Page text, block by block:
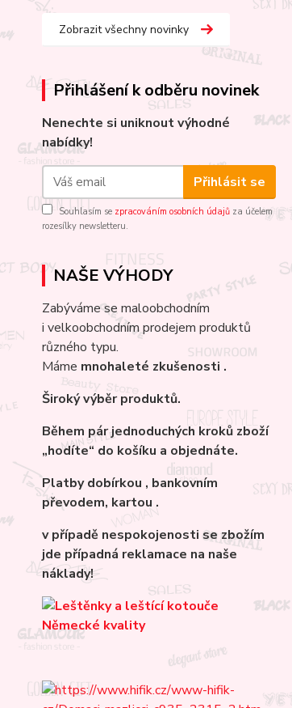
Zobrazit všechny novinky
Přihlášení k odběru novinek
Nenechte si uniknout výhodné
nabídky!
Přihlásit se
Souhlasím se zpracováním osobních údajů za účelem
rozesílky newsletteru.
NAŠE VÝHODY
Zabýváme se maloobchodním
i velkoobchodním prodejem produktů
různého typu.
Máme mnohaleté zkušenosti .
Široký výběr produktů.
Během pár jednoduchých kroků zboží
„hodíte“ do košíku a objednáte.
Platby dobírkou , bankovním
převodem, kartou .
v případě nespokojenosti se zbožím
jde případná reklamace na naše
náklady!